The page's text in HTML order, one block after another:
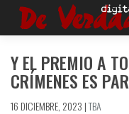
Saltar
Y EL PREMIO A
CRÍMENES ES
16 DICIEMBRE, 2023 |TBA